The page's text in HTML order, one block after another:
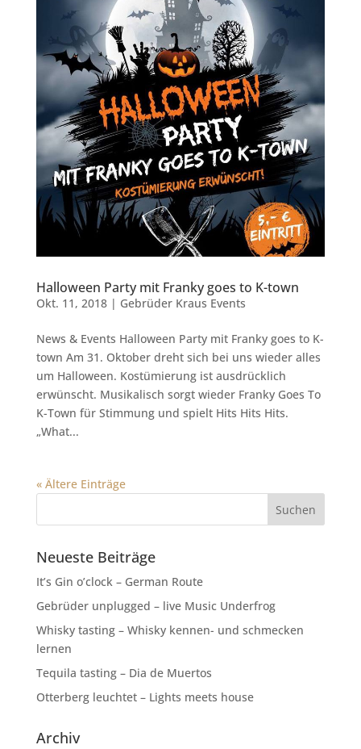
Halloween Party mit Franky goes to K-town
Okt. 11, 2018| Gebrüder Kraus Events
News & Events Halloween Party mit Franky goes to K-
town Am 31. Oktober dreht sich bei uns wieder alles
um Halloween. Kostümierung ist ausdrücklich
erwünscht. Musikalisch sorgt wieder Franky Goes To
K-Town für Stimmung und spielt Hits Hits Hits.
„What...
« Ältere Einträge
Neueste Beiträge
It’s Gin o’clock – German Route
Gebrüder unplugged – live Music Underfrog
Whisky tasting – Whisky kennen- und schmecken
lernen
Tequila tasting – Dia de Muertos
Otterberg leuchtet – Lights meets house
Archiv